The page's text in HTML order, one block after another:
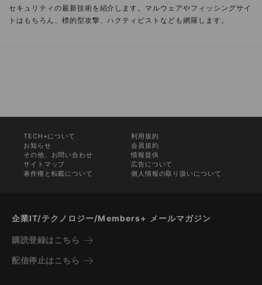
セキュリティの最新技術を紹介します。マルウェアやフィッシングサイ
トはもちろん、標的型攻撃、ハクティビストなども網羅します。
TECH+について
利用規約
お知らせ
会員規約
その他、お問い合わせ
情報提供
サイトマップ
広告について
著作権と転載について
個人情報の取り扱いについて
企業IT/テクノロジー/Members+ メールマガジン
購読登録はこちら
配信停止はこちら